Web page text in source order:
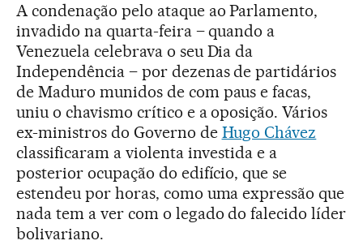
A condenação pelo ataque ao Parlamento,
invadido na quarta-feira – quando a
Venezuela celebrava o seu Dia da
Independência – por dezenas de partidários
de Maduro munidos de com paus e facas,
uniu o chavismo crítico e a oposição. Vários
ex-ministros do Governo de Hugo Chávez
classificaram a violenta investida e a
posterior ocupação do edifício, que se
estendeu por horas, como uma expressão que
nada tem a ver com o legado do falecido líder
bolivariano.